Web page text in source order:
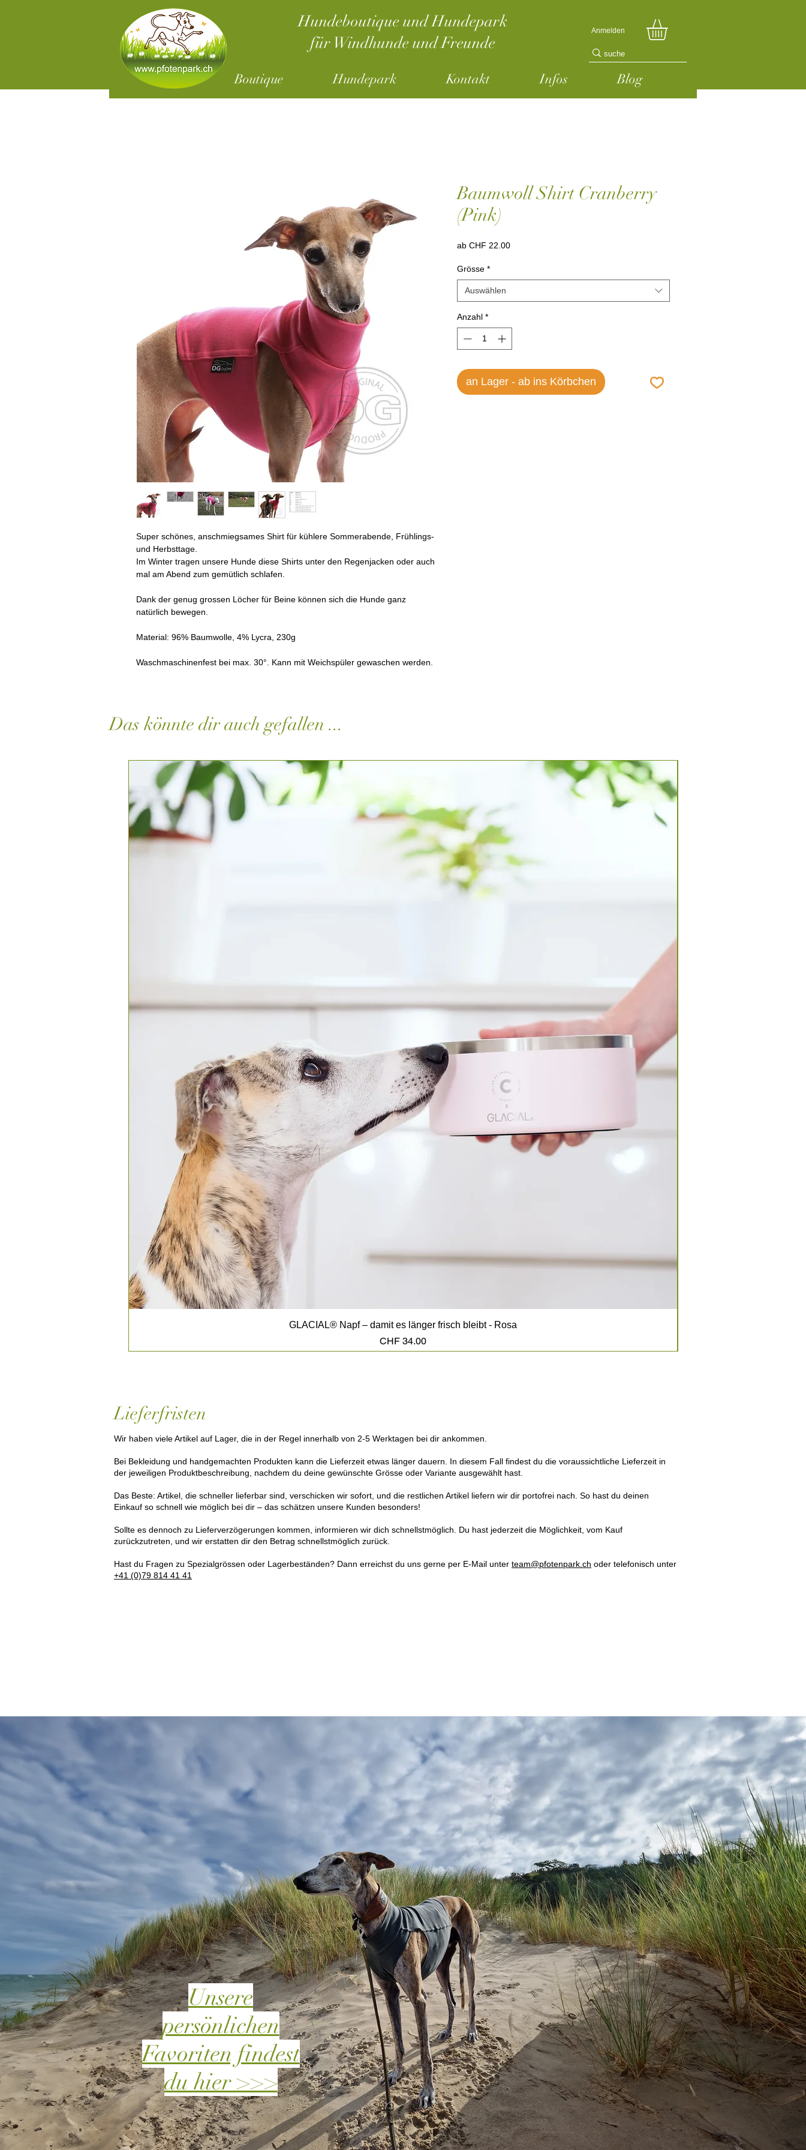
Hundeboutique und Hundepark
für Windhunde und Freunde
Anmelden
Boutique Hundepark Kontakt Infos Blog
Super schönes, anschmiegsames Shirt für kühlere Sommerabende, Frühlings-
und Herbsttage.
Im Winter tragen unsere Hunde diese Shirts unter den Regenjacken oder auch
mal am Abend zum gemütlich schlafen.
Dank der genug grossen Löcher für Beine können sich die Hunde ganz
natürlich bewegen.
Material: 96% Baumwolle, 4% Lycra, 230g
Waschmaschinenfest bei max. 30°. Kann mit Weichspüler gewaschen werden.
Baumwoll Shirt Cranberry
(Pink)
ab CHF 22.00Sale-
Grösse *
Auswählen
Anzahl *
an Lager - ab ins Körbchen
Das könnte dir auch gefallen ...
GLACIAL® Napf – damit es länger frisch bleibt - Rosa
Preis
CHF 34.00
Lieferfristen
Wir haben viele Artikel auf Lager, die in der Regel innerhalb von 2-5 Werktagen bei dir ankommen.
Bei Bekleidung und handgemachten Produkten kann die Lieferzeit etwas länger dauern. In diesem Fall findest du die voraussichtliche Lieferzeit in
der jeweiligen Produktbeschreibung, nachdem du deine gewünschte Grösse oder Variante ausgewählt hast.
Das Beste: Artikel, die schneller lieferbar sind, verschicken wir sofort, und die restlichen Artikel liefern wir dir portofrei nach. So hast du deinen
Einkauf so schnell wie möglich bei dir – das schätzen unsere Kunden besonders!
Sollte es dennoch zu Lieferverzögerungen kommen, informieren wir dich schnellstmöglich. Du hast jederzeit die Möglichkeit, vom Kauf
zurückzutreten, und wir erstatten dir den Betrag schnellstmöglich zurück.
Hast du Fragen zu Spezialgrössen oder Lagerbeständen? Dann erreichst du uns gerne per E-Mail unter team@pfotenpark.ch oder telefonisch unter
+41 (0)79 814 41 41
Unsere
persönlichen
Favoriten findest
du hier >>>